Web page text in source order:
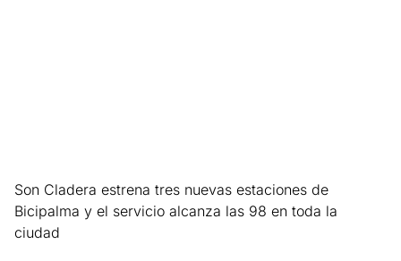
Son Cladera estrena tres nuevas estaciones de
Bicipalma y el servicio alcanza las 98 en toda la
ciudad